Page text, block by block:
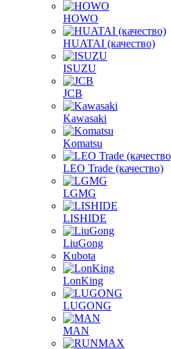
HOWO
HUATAI (качество)
ISUZU
JCB
Kawasaki
Komatsu
LEO Trade (качество)
LGMG
LISHIDE
LiuGong
Kubota
LonKing
LUGONG
MAN